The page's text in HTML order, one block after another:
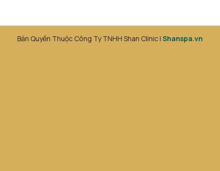
Bản Quyền Thuộc Công Ty TNHH Shan Clinic | Shanspa.vn